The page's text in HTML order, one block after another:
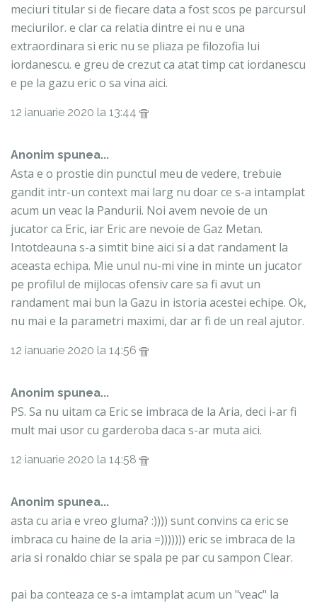
meciuri titular si de fiecare data a fost scos pe parcursul
meciurilor. e clar ca relatia dintre ei nu e una
extraordinara si eric nu se pliaza pe filozofia lui
iordanescu. e greu de crezut ca atat timp cat iordanescu
e pe la gazu eric o sa vina aici.
12 ianuarie 2020 la 13:44
Anonim spunea...
Asta e o prostie din punctul meu de vedere, trebuie
gandit intr-un context mai larg nu doar ce s-a intamplat
acum un veac la Pandurii. Noi avem nevoie de un
jucator ca Eric, iar Eric are nevoie de Gaz Metan.
Intotdeauna s-a simtit bine aici si a dat randament la
aceasta echipa. Mie unul nu-mi vine in minte un jucator
pe profilul de mijlocas ofensiv care sa fi avut un
randament mai bun la Gazu in istoria acestei echipe. Ok,
nu mai e la parametri maximi, dar ar fi de un real ajutor.
12 ianuarie 2020 la 14:56
Anonim spunea...
PS. Sa nu uitam ca Eric se imbraca de la Aria, deci i-ar fi
mult mai usor cu garderoba daca s-ar muta aici.
12 ianuarie 2020 la 14:58
Anonim spunea...
asta cu aria e vreo gluma? :)))) sunt convins ca eric se
imbraca cu haine de la aria =))))))) eric se imbraca de la
aria si ronaldo chiar se spala pe par cu sampon Clear.
pai ba conteaza ce s-a imtamplat acum un "veac" la